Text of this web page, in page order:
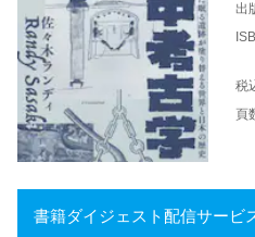
出
税
頁
書籍ダイジェスト配信サービ